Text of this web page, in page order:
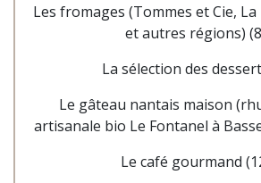
Les fromages (Tommes et Cie,
et autres régions)
La sélection des
Le gâteau nantais maison
artisanale bio Le Fontanel à
Le café gourmand